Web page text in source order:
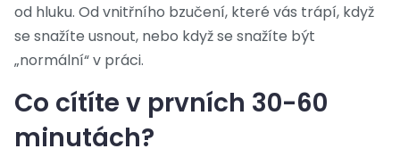
od hluku. Od vnitřního bzučení, které vás trápí, když
se snažíte usnout, nebo když se snažíte být
„normální“ v práci.
Co cítíte v prvních 30-60
minutách?